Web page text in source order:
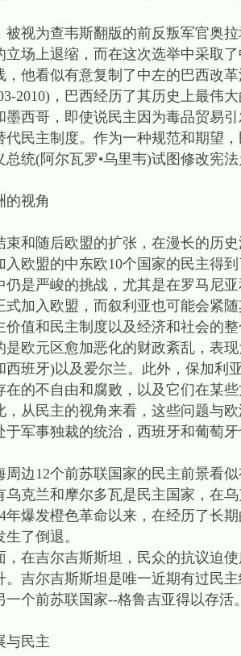
为查韦斯翻版的前反叛军官奥拉
立场上退缩，而在这次选举中采取
，他看似有意复制了中左的巴西改
2010)，巴西经历了其历史上最伟
哥，即使说民主因为毒品贸易引
代民主制度。作为一种规范和期望
统(阿尔瓦罗•乌里韦)试图修改宪法
视角
随后欧盟的扩张，在漫长的历史
入欧盟的中东欧10个国家的民主得
仍是严峻的挑战，尤其是在罗马尼
加入欧盟，而叙利亚也可能会紧随
和民主制度以及经济和社会的整
是欧元区愈加恶化的财政紊乱，表
西班牙)以及爱尔兰。此外，保加利
在的不自由和腐败，以及它们在某些
民主的视角来看，这些问题与欧
于军事独裁的统治，西班牙和葡萄
12个前苏联国家的民主前景看似
乌克兰和摩尔多瓦是民主国家，在
年爆发橙色革命以来，在经历了长
了倒退。
吉尔吉斯斯坦，民众的抗议迫使
。吉尔吉斯斯坦是唯一近期有过民
一个前苏联国家--格鲁吉亚得以存活。
民主